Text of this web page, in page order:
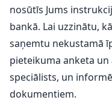
nosūtīs Jums
bankā. Lai uzzinātu,
saņemtu nekustamā
pieteikuma anketa un
speciālists, un
dokumentiem.